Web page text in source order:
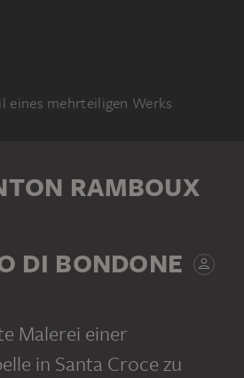
eines mehrteiligen Werks
RAMBOUX
DI BONDONE
Malerei einer
in Santa Croce zu